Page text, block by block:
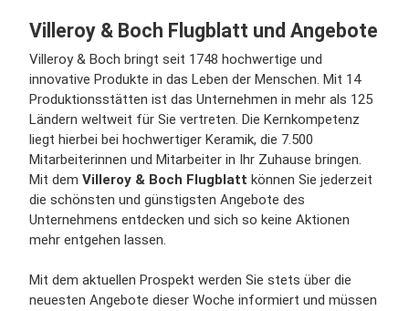
Villeroy & Boch Flugblatt und Angebote
Villeroy & Boch bringt seit 1748 hochwertige und
innovative Produkte in das Leben der Menschen. Mit 14
Produktionsstätten ist das Unternehmen in mehr als 125
Ländern weltweit für Sie vertreten. Die Kernkompetenz
liegt hierbei bei hochwertiger Keramik, die 7.500
Mitarbeiterinnen und Mitarbeiter in Ihr Zuhause bringen.
Mit dem Villeroy & Boch Flugblatt können Sie jederzeit
die schönsten und günstigsten Angebote des
Unternehmens entdecken und sich so keine Aktionen
mehr entgehen lassen.
Mit dem aktuellen Prospekt werden Sie stets über die
neuesten Angebote dieser Woche informiert und müssen